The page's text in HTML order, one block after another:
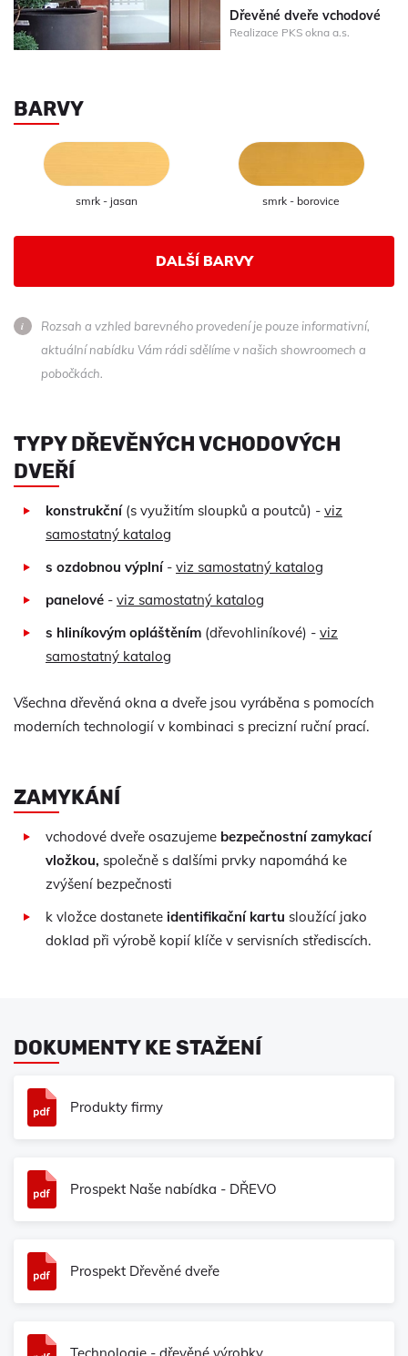
Dřevěné dveře vchodové
Realizace PKS okna a.s.
BARVY
smrk - jasan smrk - borovice
DALŠÍ BARVY
Rozsah a vzhled barevného provedení je pouze informativní,
aktuální nabídku Vám rádi sdělíme v našich showroomech a
pobočkách.
TYPY DŘEVĚNÝCH VCHODOVÝCH
DVEŘÍ
konstrukční(s využitím sloupků a poutců) - viz
samostatný katalog
s ozdobnou výplní- viz samostatný katalog
panelové - viz samostatný katalog
s hliníkovým opláštěním (dřevohliníkové) - viz
samostatný katalog
Všechna dřevěná okna a dveře jsou vyráběna s pomocích
moderních technologií v kombinaci s precizní ruční prací.
ZAMYKÁNÍ
vchodové dveře osazujeme bezpečnostní zamykací
vložkou, společně s dalšími prvky napomáhá ke
zvýšení bezpečnosti
k vložce dostanete identifikační kartu sloužící jako
doklad při výrobě kopií klíče v servisních střediscích.
DOKUMENTY KE STAŽENÍ
Produkty firmy
Prospekt Naše nabídka - DŘEVO
Prospekt Dřevěné dveře
Technologie - dřevěné výrobky